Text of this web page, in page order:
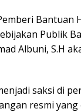
Bantuan
Publik
Albuni, S.H
saksi di
resmi